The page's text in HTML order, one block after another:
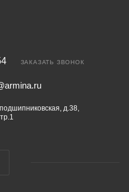
ЗАКАЗАТЬ ЗВОНОК
д.38,